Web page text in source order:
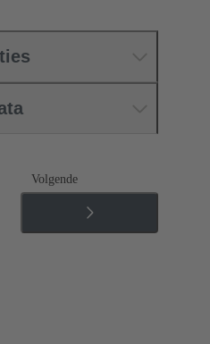
Volgende